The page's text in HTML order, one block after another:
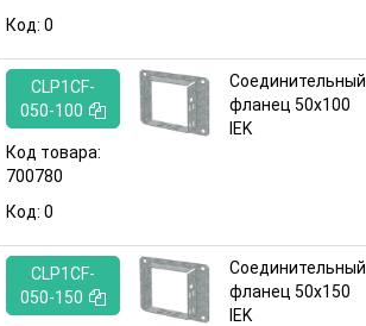
Код: 0
CLP1CF-
050-100
Код товара:
700780
Код: 0
Соединительный
фланец 50х100
IEK
CLP1CF-
050-150
Соединительный
фланец 50х150
IEK